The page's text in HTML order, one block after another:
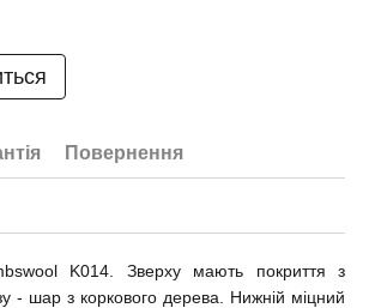
Повернення
K014. Зверху мають покриття з
- шар з коркового дерева. Нижній міцний